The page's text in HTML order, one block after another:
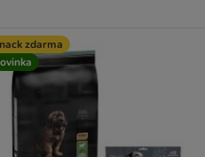
zdarma